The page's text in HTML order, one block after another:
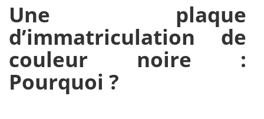
Une plaque
d’immatriculation de
couleur noire :
Pourquoi ?